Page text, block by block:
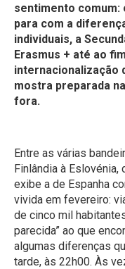
sentimento comum:
para com a
individuais, a
Erasmus + até ao
internacionalização
mostra preparada
fora.
Entre as várias
Finlândia à Eslovénia,
exibe a de Espanha
vivida em fevereiro:
de cinco mil
parecida” ao que
algumas diferenças
tarde, às 22h00. Às